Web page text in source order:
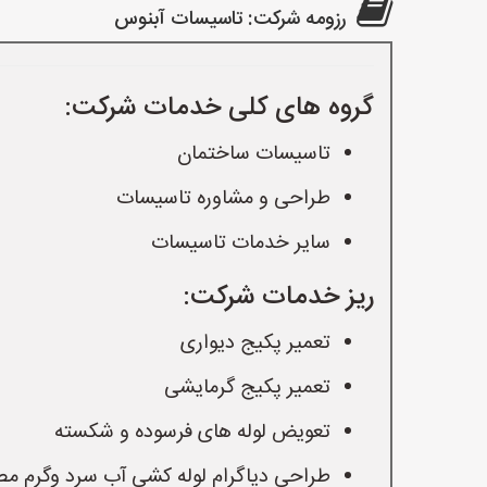
رزومه شرکت: تاسيسات آبنوس
گروه های کلی خدمات شرکت:
تاسیسات ساختمان
طراحی و مشاوره تاسیسات
سایر خدمات تاسیسات
ریز خدمات شرکت:
تعمیر پکیج دیواری
تعمیر پکیج گرمایشی
تعویض لوله های فرسوده و شکسته
طراحی دیاگرام لوله کشی آب سرد وگرم